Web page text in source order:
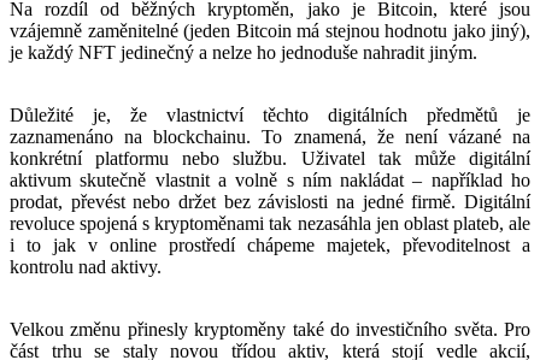
Na rozdíl od běžných kryptoměn, jako je Bitcoin, které jsou
vzájemně zaměnitelné (jeden Bitcoin má stejnou hodnotu jako jiný),
je každý NFT jedinečný a nelze ho jednoduše nahradit jiným.
Důležité je, že vlastnictví těchto digitálních předmětů je
zaznamenáno na blockchainu. To znamená, že není vázané na
konkrétní platformu nebo službu. Uživatel tak může digitální
aktivum skutečně vlastnit a volně s ním nakládat – například ho
prodat, převést nebo držet bez závislosti na jedné firmě. Digitální
revoluce spojená s kryptoměnami tak nezasáhla jen oblast plateb, ale
i to jak v online prostředí chápeme majetek, převoditelnost a
kontrolu nad aktivy.
Velkou změnu přinesly kryptoměny také do investičního světa. Pro
část trhu se staly novou třídou aktiv, která stojí vedle akcií,